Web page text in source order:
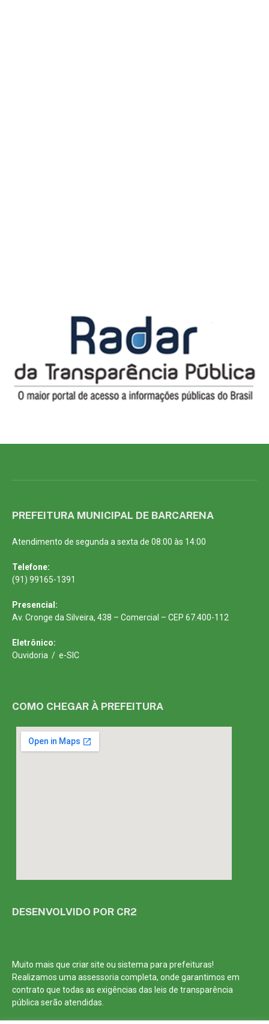
PREFEITURA MUNICIPAL DE BARCARENA
Atendimento de segunda a sexta de 08:00 às 14:00
Telefone:
(91) 99165-1391
Presencial:
Av. Cronge da Silveira, 438 – Comercial – CEP 67.400-112
Eletrônico:
Ouvidoria / e-SIC
COMO CHEGAR À PREFEITURA
DESENVOLVIDO POR CR2
Muito mais que criar site ou sistema para prefeituras!
Realizamos umaassessoriacompleta, onde garantimos em
contrato que todas as exigências das leis de transparência
públicaserão atendidas.